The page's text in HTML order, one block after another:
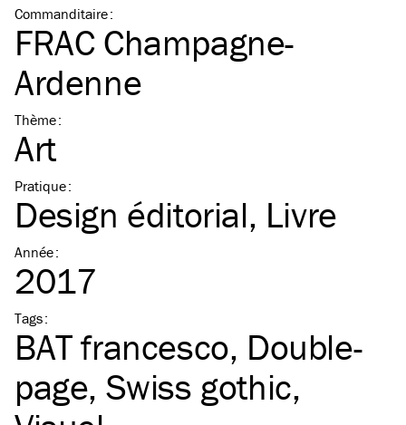
Commanditaire:
FRAC Champagne-
Ardenne
Thème:
Art
Pratique:
Design éditorial Livre
Année:
2017
Tags:
BATfrancesco Double-
page Swiss gothic